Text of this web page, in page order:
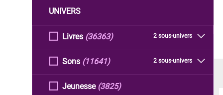
UNIVERS
Livres 2 sous-univers
(36363)
Sons 2 sous-univers
(11641)
Jeunesse (3825)